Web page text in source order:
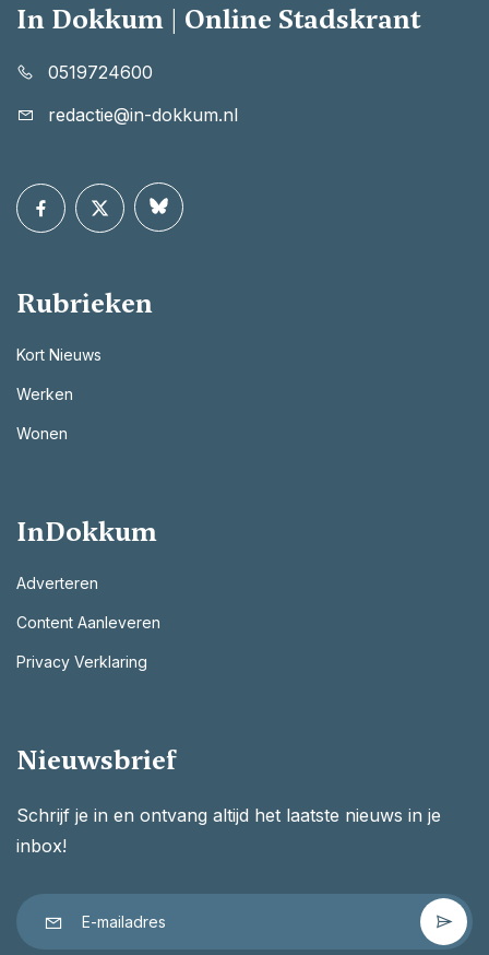
In Dokkum | Online Stadskrant
0519724600
redactie@in-dokkum.nl
Rubrieken
Kort Nieuws
Werken
Wonen
InDokkum
Adverteren
Content Aanleveren
Privacy Verklaring
Nieuwsbrief
Schrijf je in en ontvang altijd het laatste nieuws in je
inbox!